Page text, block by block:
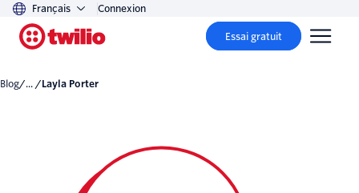
Français Connexion
Essai gratuit
Blog/... / Layla Porter